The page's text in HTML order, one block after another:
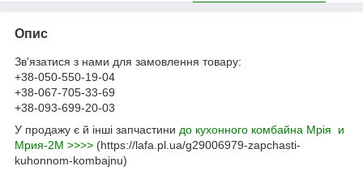
Опис
Зв'язатися з нами для замовлення товару:
+38-050-550-19-04
+38-067-705-33-69
+38-093-699-20-03
У продажу є й інші запчастини до кухонного комбайна Мрія и
Мрия-2М >>>> (https://lafa.pl.ua/g29006979-zapchasti-
kuhonnom-kombajnu)